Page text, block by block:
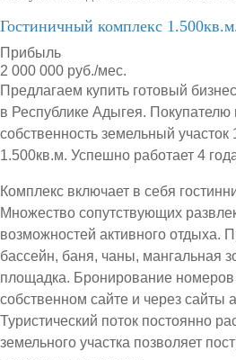
Гостиничный комплекс
Прибыль
2 000 000 руб./мес.
Предлагаем купить готовый
в Республике Адыгея. Покупателю
собственность земельный участок
1.500кв.м. Успешно работает 4
Комплекс включает в себя
Множество сопутствующих
возможностей активного отдыха.
бассейн, баня, чаны, мангальная
площадка. Бронирование номеров
собственном сайте и через сайты
Туристический поток постоянно
земельного участка позволяет